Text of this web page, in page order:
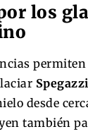
los
desde
también